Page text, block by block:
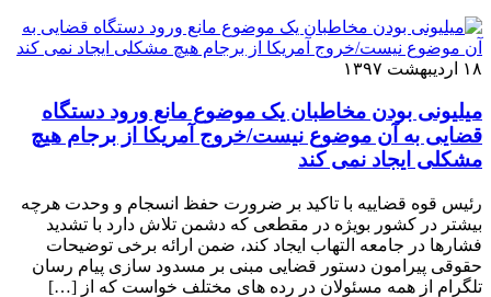
۱۸ اردیبهشت ۱۳۹۷
میلیونی بودن مخاطبان یک موضوع مانع ورود دستگاه
قضایی به آن موضوع نیست/خروج آمریکا از برجام هیچ
مشکلی ایجاد نمی کند
رئیس قوه قضاییه با تاکید بر ضرورت حفظ انسجام و وحدت هرچه
بیشتر در کشور بویژه در مقطعی که دشمن تلاش دارد با تشدید
فشارها در جامعه التهاب ایجاد کند، ضمن ارائه برخی توضیحات
حقوقی پیرامون دستور قضایی مبنی بر مسدود سازی پیام رسان
تلگرام از همه مسئولان در رده های مختلف خواست که از […]